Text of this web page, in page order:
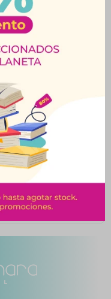
Twisted 3-Twisted
Hate
$ 1.090